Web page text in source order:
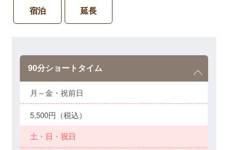
宿泊 延長
90分ショートタイム
月～金・祝前日
5,500円（税込）
土・日・祝日